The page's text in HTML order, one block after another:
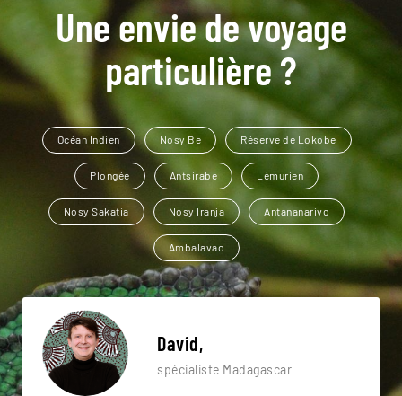
Une envie de voyage
particulière ?
Océan Indien Nosy Be Réserve de Lokobe
Plongée Antsirabe Lémurien
Nosy Sakatia Nosy Iranja Antananarivo
Ambalavao
David,
spécialiste Madagascar